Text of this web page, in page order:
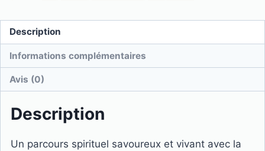
?
Description
Informations complémentaires
Avis (0)
Description
Un parcours spirituel savoureux et vivant avec la